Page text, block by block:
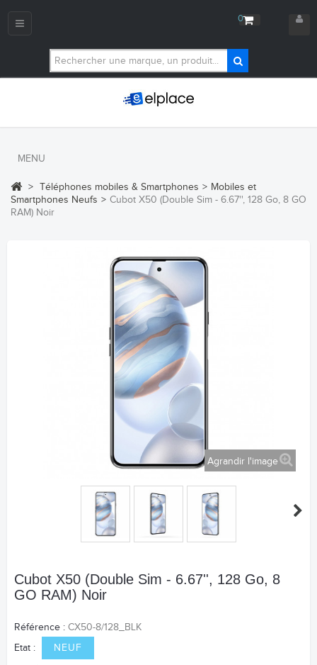
0
Navigation
MENU
> Téléphones mobiles & Smartphones > Mobiles et
Smartphones Neufs > Cubot X50 (Double Sim - 6.67'', 128 Go, 8 GO
RAM) Noir
Agrandir l'image
Cubot X50 (Double Sim - 6.67'', 128 Go, 8
GO RAM) Noir
Référence : CX50-8/128_BLK
Etat :
NEUF